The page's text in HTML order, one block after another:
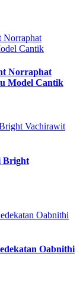
Norraphat
Model Cantik
Bright
Oabnithi